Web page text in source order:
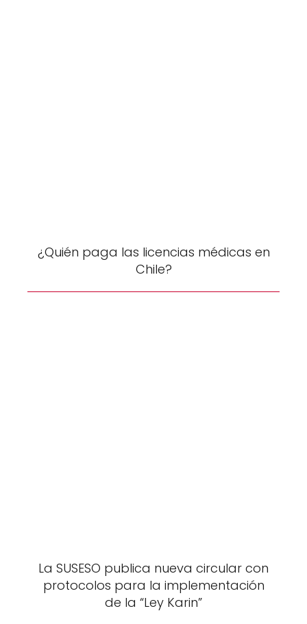
¿Quién paga las licencias médicas en
Chile?
La SUSESO publica nueva circular con
protocolos para la implementación
de la “Ley Karin”